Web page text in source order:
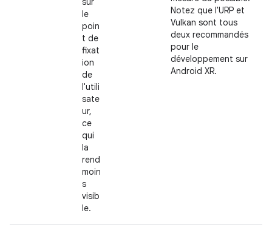
le
poin
t de
fixat
ion
de
l'utili
sate
ur,
ce
qui
la
rend
moin
s
visib
le.
Notez que l'URP et
Vulkan sont tous
deux recommandés
pour le
développement sur
Android XR.